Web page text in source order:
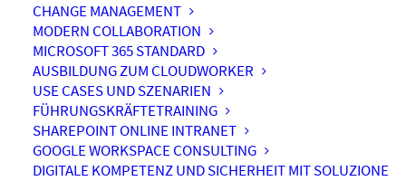
CHANGE MANAGEMENT
MODERN COLLABORATION
MICROSOFT 365 STANDARD
AUSBILDUNG ZUM CLOUDWORKER
USE CASES UND SZENARIEN
FÜHRUNGSKRÄFTETRAINING
SHAREPOINT ONLINE INTRANET
GOOGLE WORKSPACE CONSULTING
DIGITALE KOMPETENZ UND SICHERHEIT MIT SOLUZIONE